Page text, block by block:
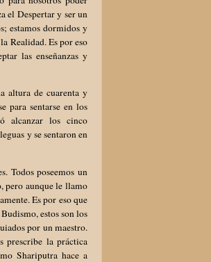
el Despertar y ser un
estamos dormidos y
Realidad. Es por eso
las enseñanzas y
altura de cuarenta y
para sentarse en los
alcanzar los cinco
y se sentaron en
Todos poseemos un
pero aunque le llamo
Es por eso que
estos son los
por un maestro.
prescribe la práctica
Shariputra hace a